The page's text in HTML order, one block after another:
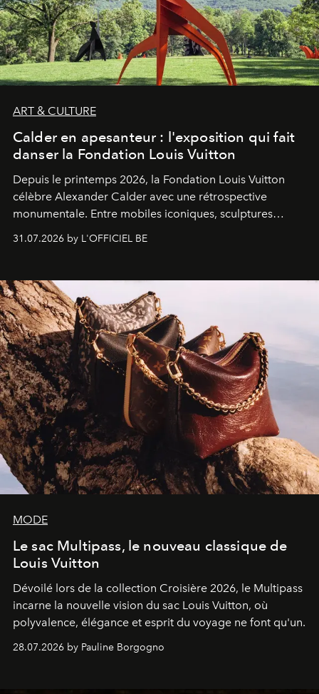
ART & CULTURE
Calder en apesanteur : l'exposition qui fait
danser la Fondation Louis Vuitton
Depuis le printemps 2026, la Fondation Louis Vuitton
célèbre Alexander Calder avec une rétrospective
monumentale. Entre mobiles iconiques, sculptures
américain investit les espaces imaginés par Frank Gehry
sculpture.
31.07.2026 by L'OFFICIEL BE
MODE
Le sac Multipass, le nouveau classique de
Louis Vuitton
Dévoilé lors de la collection Croisière 2026, le Multipass
incarne la nouvelle vision du sac Louis Vuitton, où
polyvalence, élégance et esprit du voyage ne font qu'un.
28.07.2026 by Pauline Borgogno